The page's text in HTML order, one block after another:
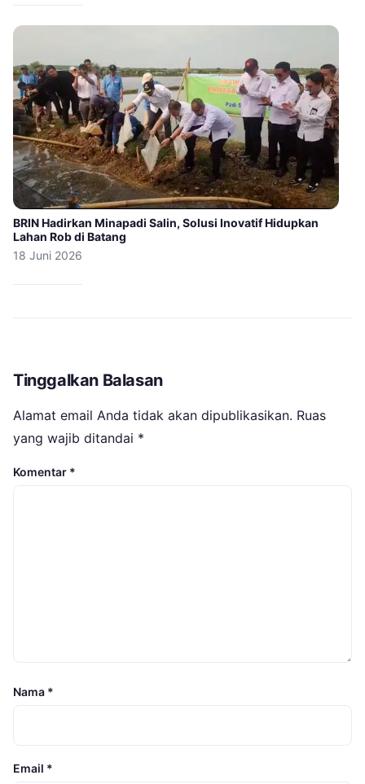
BRIN Hadirkan Minapadi Salin, Solusi Inovatif Hidupkan
Lahan Rob di Batang
18 Juni 2026
Tinggalkan Balasan
Alamat email Anda tidak akan dipublikasikan. Ruas
yang wajib ditandai *
Komentar *
Nama *
Email *